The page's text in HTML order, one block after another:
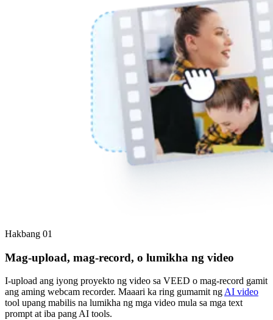
Hakbang 01
Mag-upload, mag-record, o lumikha ng video
I-upload ang iyong proyekto ng video sa VEED o mag-record gamit
ang aming webcam recorder. Maaari ka ring gumamit ng AI video
tool upang mabilis na lumikha ng mga video mula sa mga text
prompt at iba pang AI tools.